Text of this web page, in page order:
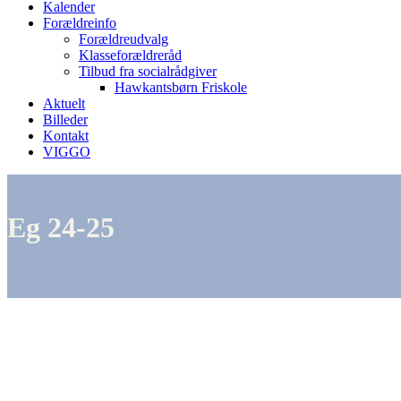
Kalender
Forældreinfo
Forældreudvalg
Klasseforældreråd
Tilbud fra socialrådgiver
Hawkantsbørn Friskole
Aktuelt
Billeder
Kontakt
VIGGO
Eg 24-25